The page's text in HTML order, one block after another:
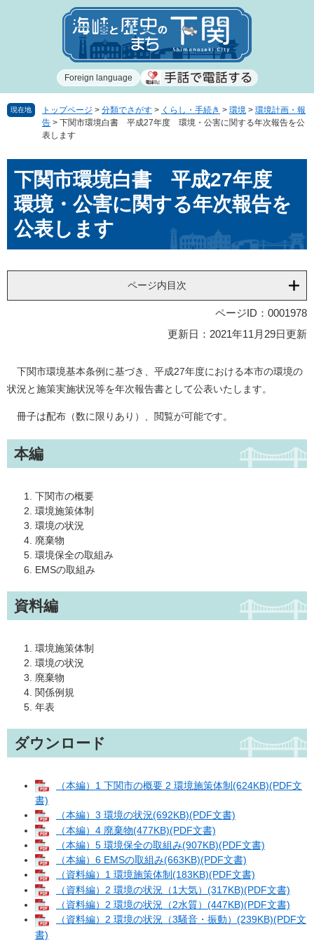
で
ば
Foreign language
現在地 トップページ > 分類でさがす > くらし・手続き > 環境 > 環境計画・報
告 > 下関市環境白書 平成27年度 環境・公害に関する年次報告を公
表します
下関市環境白書 平成27年度
環境・公害に関する年次報告を
公表します
ページ内目次
ページID：0001978
更新日：2021年11月29日更新
下関市環境基本条例に基づき、平成27年度における本市の環境の
状況と施策実施状況等を年次報告書として公表いたします。
冊子は配布（数に限りあり）、閲覧が可能です。
本編
下関市の概要
環境施策体制
環境の状況
廃棄物
環境保全の取組み
EMSの取組み
資料編
環境施策体制
環境の状況
廃棄物
関係例規
年表
ダウンロード
（本編）1 下関市の概要 2 環境施策体制(624KB)(PDF文
書)
（本編）3 環境の状況(692KB)(PDF文書)
（本編）4 廃棄物(477KB)(PDF文書)
（本編）5 環境保全の取組み(907KB)(PDF文書)
（本編）6 EMSの取組み(663KB)(PDF文書)
（資料編）1 環境施策体制(183KB)(PDF文書)
（資料編）2 環境の状況（1大気）(317KB)(PDF文書)
（資料編）2 環境の状況（2水質）(447KB)(PDF文書)
（資料編）2 環境の状況（3騒音・振動）(239KB)(PDF文
書)